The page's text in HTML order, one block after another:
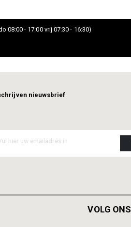
08:00 - 17:00 vrij 07:30 - 16:30)
nieuwsbrief
VOLG ONS